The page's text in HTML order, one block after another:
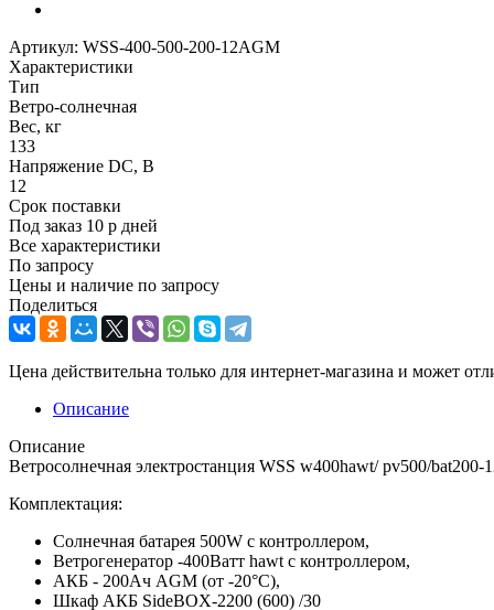
Артикул: WSS-400-500-200-12AGM
Характеристики
Тип
Ветро-солнечная
Вес, кг
133
Напряжение DC, В
12
Срок поставки
Под заказ 10 р дней
Все характеристики
По запросу
Цены и наличие по запросу
Поделиться
Цена действительна только для интернет-магазина и может
Описание
Описание
Ветросолнечная электростанция WSS w400hawt/ pv500/
Комплектация:
Солнечная батарея 500W с контроллером,
Ветрогенератор -400Ватт hawt с контроллером,
АКБ - 200Ач AGM (от -20°С),
Шкаф АКБ SideBOX-2200 (600) /30